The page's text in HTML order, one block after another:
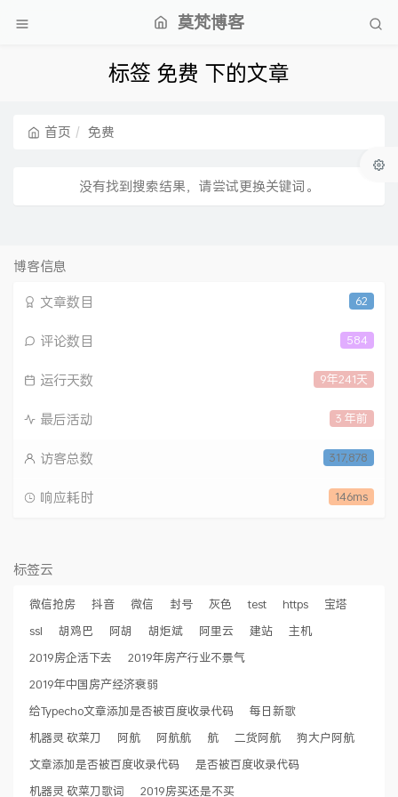
莫梵博客
标签 免费 下的文章
首页 免费
没有找到搜索结果，请尝试更换关键词。
博客信息
62
文章数目
584
评论数目
9年241天
运行天数
3 年前
最后活动
317,878
访客总数
146ms
响应耗时
标签云
微信抢房 抖音 微信 封号 灰色 test https
宝塔
ssl
胡鸡巴 阿胡 胡炬斌 阿里云 建站
主机
2019房企活下去
2019年房产行业不景气
2019年中国房产经济衰弱
给Typecho文章添加是否被百度收录代码
每日新歌
机器灵 砍菜刀
阿航 阿航航 航 二货阿航
狗大户阿航
文章添加是否被百度收录代码
是否被百度收录代码
机器灵 砍菜刀歌词
2019房买还是不买